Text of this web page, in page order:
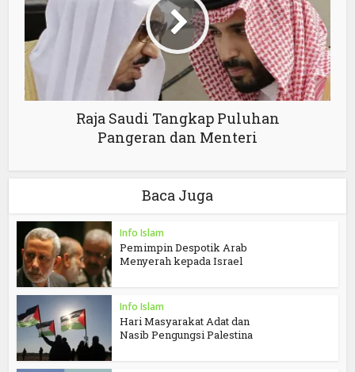
Raja Saudi Tangkap Puluhan
Pangeran dan Menteri
Baca Juga
Info Islam
Pemimpin Despotik Arab
Menyerah kepada Israel
Info Islam
Hari Masyarakat Adat dan
Nasib Pengungsi Palestina